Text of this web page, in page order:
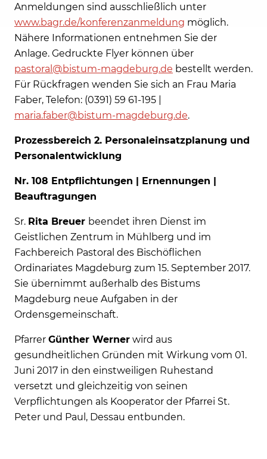
Anmeldungen sind ausschließlich unter
www.bagr.de/konferenzanmeldung möglich.
Nähere Informationen entnehmen Sie der
Anlage. Gedruckte Flyer können über
pastoral@bistum-magdeburg.de bestellt werden.
Für Rückfragen wenden Sie sich an Frau Maria
Faber, Telefon: (0391) 59 61-195 |
maria.faber@bistum-magdeburg.de.
Prozessbereich 2. Personaleinsatzplanung und
Personalentwicklung
Nr. 108 Entpflichtungen | Ernennungen |
Beauftragungen
Sr. Rita Breuer beendet ihren Dienst im
Geistlichen Zentrum in Mühlberg und im
Fachbereich Pastoral des Bischöflichen
Ordinariates Magdeburg zum 15. September 2017.
Sie übernimmt außerhalb des Bistums
Magdeburg neue Aufgaben in der
Ordensgemeinschaft.
Pfarrer Günther Werner wird aus
gesundheitlichen Gründen mit Wirkung vom 01.
Juni 2017 in den einstweiligen Ruhestand
versetzt und gleichzeitig von seinen
Verpflichtungen als Kooperator der Pfarrei St.
Peter und Paul, Dessau entbunden.